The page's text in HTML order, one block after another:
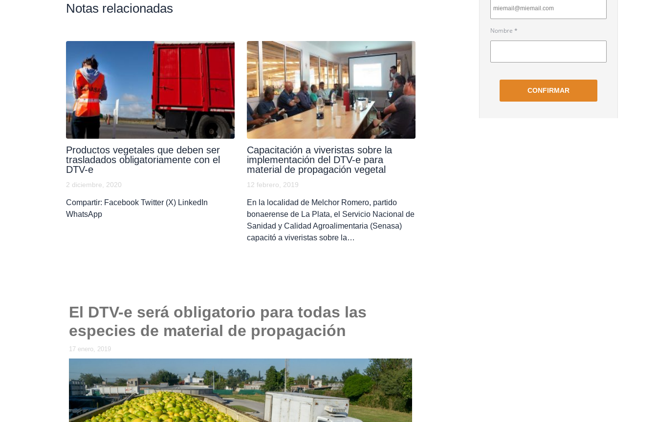
Notas relacionadas
Productos vegetales que deben ser
trasladados obligatoriamente con el
DTV-e
2 diciembre, 2020
Compartir: Facebook Twitter (X) LinkedIn
WhatsApp
Capacitación a viveristas sobre la
implementación del DTV-e para
material de propagación vegetal
12 febrero, 2019
En la localidad de Melchor Romero, partido
bonaerense de La Plata, el Servicio Nacional de
Sanidad y Calidad Agroalimentaria (Senasa)
capacitó a viveristas sobre la…
El DTV-e será obligatorio para todas las
especies de material de propagación
17 enero, 2019